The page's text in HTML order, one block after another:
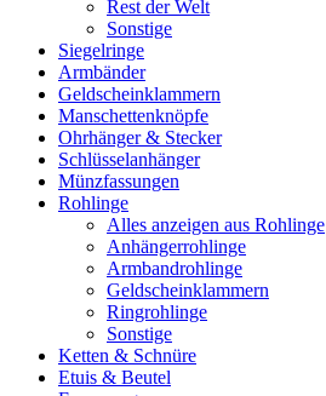
Rest der Welt
Sonstige
Siegelringe
Armbänder
Geldscheinklammern
Manschettenknöpfe
Ohrhänger & Stecker
Schlüsselanhänger
Münzfassungen
Rohlinge
Alles anzeigen aus Rohlinge
Anhängerrohlinge
Armbandrohlinge
Geldscheinklammern
Ringrohlinge
Sonstige
Ketten & Schnüre
Etuis & Beutel